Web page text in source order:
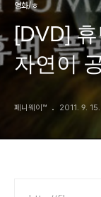
영화/ㅎ
[DVD]
자연이
페니웨이™ 2011. 9.